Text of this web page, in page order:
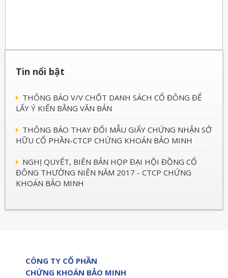
Tin nổi bật
THÔNG BÁO V/V CHỐT DANH SÁCH CỔ ĐÔNG ĐỂ
LẤY Ý KIẾN BẰNG VĂN BẢN
THÔNG BÁO THAY ĐỔI MẪU GIẤY CHỨNG NHẬN SỞ
HỮU CỔ PHẦN-CTCP CHỨNG KHOÁN BẢO MINH
NGHỊ QUYẾT, BIÊN BẢN HỌP ĐẠI HỘI ĐỒNG CỔ
ĐÔNG THƯỜNG NIÊN NĂM 2017 - CTCP CHỨNG
KHOÁN BẢO MINH
CÔNG TY CỔ PHẦN
CHỨNG KHOÁN BẢO MINH